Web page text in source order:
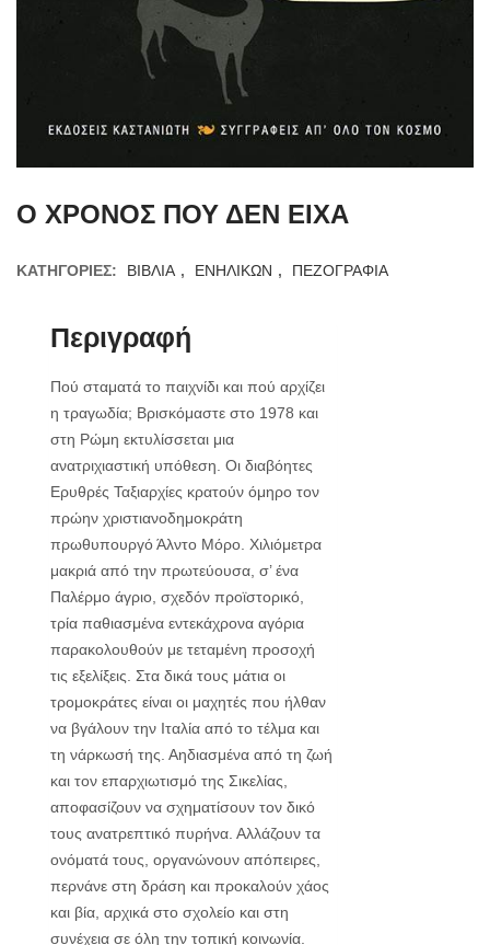
Ο ΧΡΟΝΟΣ ΠΟΥ ΔΕΝ ΕΙΧΑ
ΚΑΤΗΓΟΡΊΕΣ: ΒΙΒΛΙΑ , ΕΝΗΛΙΚΩΝ , ΠΕΖΟΓΡΑΦΙΑ
Περιγραφή
Πού σταματά το παιχνίδι και πού αρχίζει
η τραγωδία; Βρισκόμαστε στο 1978 και
στη Ρώμη εκτυλίσσεται μια
ανατριχιαστική υπόθεση. Οι διαβόητες
Ερυθρές Ταξιαρχίες κρατούν όμηρο τον
πρώην χριστιανοδημοκράτη
πρωθυπουργό Άλντο Μόρο. Χιλιόμετρα
μακριά από την πρωτεύουσα, σ’ ένα
Παλέρμο άγριο, σχεδόν προϊστορικό,
τρία παθιασμένα εντεκάχρονα αγόρια
παρακολουθούν με τεταμένη προσοχή
τις εξελίξεις. Στα δικά τους μάτια οι
τρομοκράτες είναι οι μαχητές που ήλθαν
να βγάλουν την Ιταλία από το τέλμα και
τη νάρκωσή της. Αηδιασμένα από τη ζωή
και τον επαρχιωτισμό της Σικελίας,
αποφασίζουν να σχηματίσουν τον δικό
τους ανατρεπτικό πυρήνα. Αλλάζουν τα
ονόματά τους, οργανώνουν απόπειρες,
περνάνε στη δράση και προκαλούν χάος
και βία, αρχικά στο σχολείο και στη
συνέχεια σε όλη την τοπική κοινωνία.